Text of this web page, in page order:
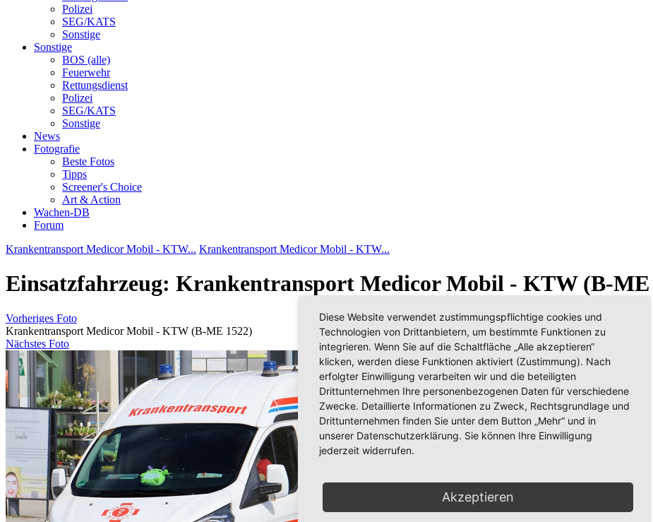
Polizei
SEG/KATS
Sonstige
Sonstige
BOS (alle)
Feuerwehr
Rettungsdienst
Polizei
SEG/KATS
Sonstige
News
Fotografie
Beste Fotos
Tipps
Screener's Choice
Art & Action
Wachen-DB
Forum
Krankentransport Medicor Mobil - KTW... Krankentransport Medicor Mobil - KTW...
Einsatzfahrzeug: Krankentransport Medicor Mobil - KTW (B-ME
Vorheriges Foto
Krankentransport Medicor Mobil - KTW (B-ME 1522)
Nächstes Foto
Diese Website verwendet zustimmungspflichtige cookies und
Technologien von Drittanbietern, um bestimmte Funktionen zu
integrieren. Wenn Sie auf die Schaltfläche „Alle akzeptieren“
klicken, werden diese Funktionen aktiviert (Zustimmung). Nach
erfolgter Einwilligung verarbeiten wir und die beteiligten
Drittunternehmen Ihre personenbezogenen Daten für verschiedene
Zwecke. Detaillierte Informationen zu Zweck, Rechtsgrundlage und
Drittunternehmen finden Sie unter dem Button „Mehr“ und in
unserer Datenschutzerklärung. Sie können Ihre Einwilligung
jederzeit widerrufen.
Akzeptieren